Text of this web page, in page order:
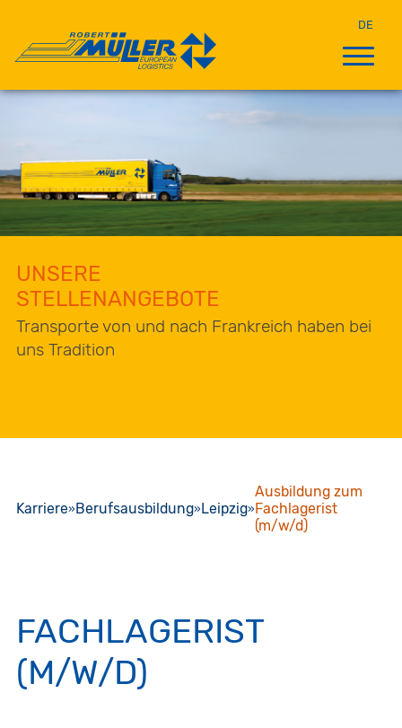
DE
UNSERE
STELLENANGEBOTE
Transporte von und nach Frankreich haben bei
uns Tradition
Karriere Berufsausbildung Leipzig
Ausbildung zum
Fachlagerist
(m/w/d)
FACHLAGERIST
(M/W/D)